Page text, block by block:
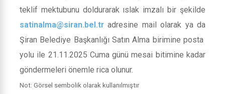
teklif mektubunu doldurarak ıslak imzalı bir şekilde
satinalma@siran.bel.tr adresine mail olarak ya da
Şiran Belediye Başkanlığı Satın Alma birimine posta
yolu ile 21.11.2025 Cuma günü mesai bitimine kadar
göndermeleri önemle rica olunur.
Not: Görsel sembolik olarak kullanılmıştır